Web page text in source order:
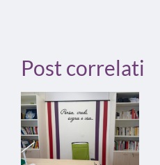
Post correlati